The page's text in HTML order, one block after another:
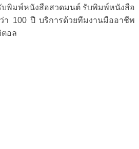
บพิมพ์หนังสือสวดมนต์ รับพิมพ์หนังสือ
า 100 ปี บริการด้วยทีมงานมืออาชีพ
ตอล